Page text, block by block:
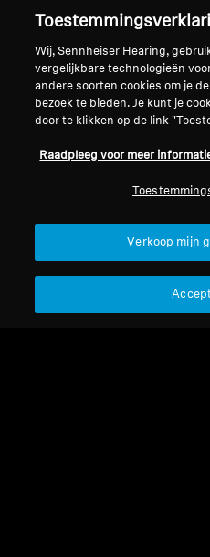
Wij, Sennheiser Hearing,
vergelijkbare technologieën
andere soorten cookies om je
bezoek te bieden. Je kunt je
door te klikken op de link
Raadpleeg voor meer
Verkoop mijn